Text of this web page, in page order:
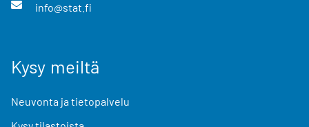
info@stat.fi
Kysy meiltä
Neuvonta ja tietopalvelu